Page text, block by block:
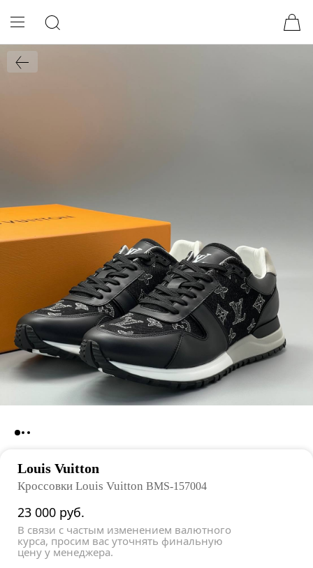
Louis Vuitton
Кроссовки Louis Vuitton BMS-157004
23 000 руб.
В связи с частым изменением валютного
курса, просим вас уточнять финальную
цену у менеджера.